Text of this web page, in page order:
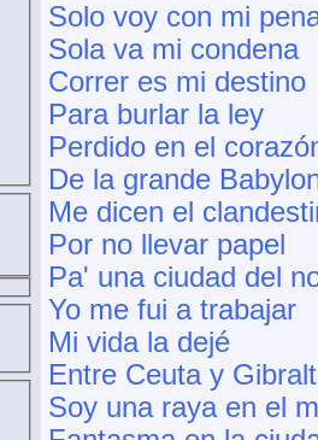
Solo voy con mi
Sola va mi condena
Correr es mi destino
Para burlar la ley
Perdido en el
De la grande
Me dicen el
Por no llevar papel
Pa' una ciudad del
Yo me fui a trabajar
Mi vida la dejé
Entre Ceuta y
Soy una raya en el